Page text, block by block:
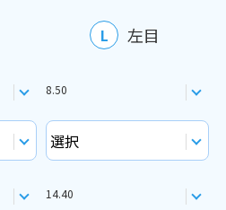
L 左目
8.50
14.40